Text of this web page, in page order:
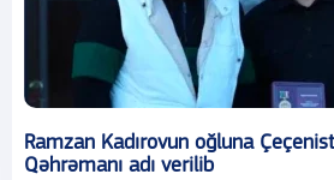
Ramzan Kadırovun oğluna
Qəhrəmanı adı verilib